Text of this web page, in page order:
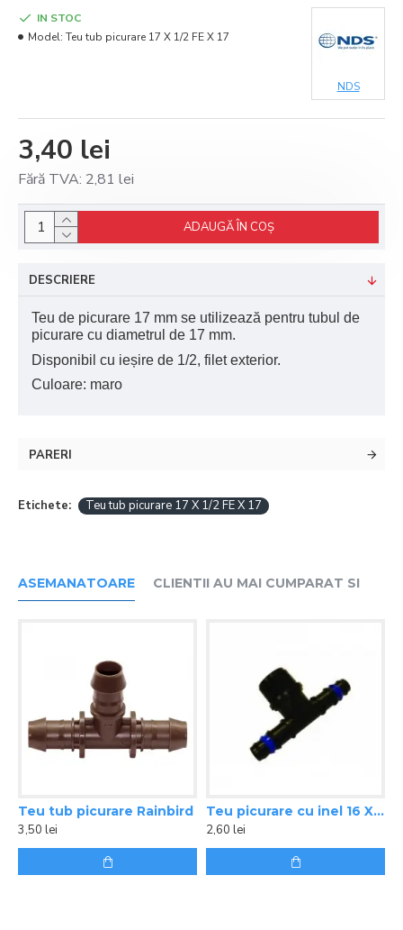
3,40 lei
Fără TVA: 2,81 lei
IN STOC
Model: Teu tub picurare 17 X 1/2 FE X 17
NDS
ADAUGĂ ÎN COŞ
DESCRIERE
Teu de picurare 17 mm se utilizează pentru tubul de
picurare cu diametrul de 17 mm.
Disponibil cu ieșire de 1/2, filet exterior.
Culoare: maro
PARERI
Etichete: Teu tub picurare 17 X 1/2 FE X 17
ASEMANATOARE CLIENTII AU MAI CUMPARAT SI
Teu tub picurare Rainbird
3,50 lei
Teu picurare cu inel 16 X 3/4 FE X 16
2,60 lei